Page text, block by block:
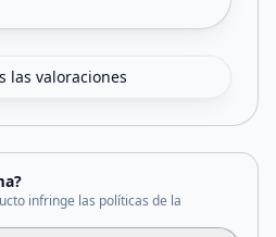
las valoraciones
infringe las políticas de la